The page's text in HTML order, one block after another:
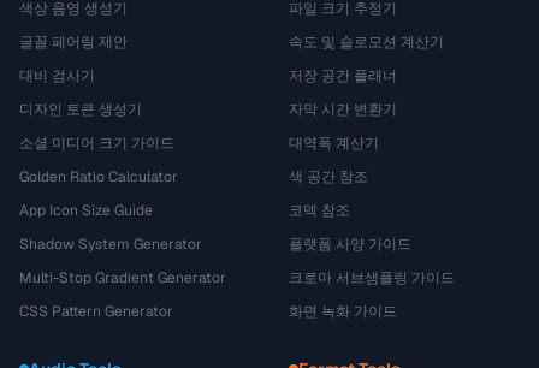
색상 음영 생성기
글꼴 페어링 제안
대비 검사기
디자인 토큰 생성기
소셜 미디어 크기 가이드
Golden Ratio Calculator
App Icon Size Guide
Shadow System Generator
Multi-Stop Gradient Generator
CSS Pattern Generator
파일 크기 추정기
속도 및 슬로모션 계산기
저장 공간 플래너
자막 시간 변환기
대역폭 계산기
색 공간 참조
코덱 참조
플랫폼 사양 가이드
크로마 서브샘플링 가이드
화면 녹화 가이드